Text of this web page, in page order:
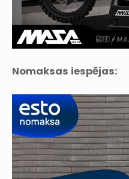
Nomaksas iespējas: